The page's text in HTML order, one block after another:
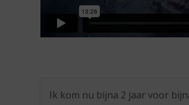
Ik kom nu bijna 2 jaar voor